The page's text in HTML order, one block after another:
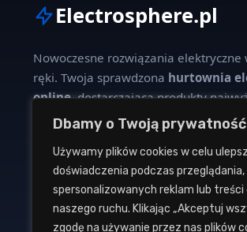
Dbamy o Twoją prywatność
Używamy plików cookies w celu
doświadczenia podczas
spersonalizowanych reklam lub treści
naszego ruchu. Klikając „Akceptuj
zgodę na używanie przez nas plików
Electrosphere.pl
Nowoczesne rozwiązania elektryczne
ręki. Twoja sprawdzona hurtownia
online, dostarczająca produkty
dla profesjonalistów i klientów
W naszej ofercie znajdziesz szeroki
oświetlenia, aparatury modułowej
instalacyjnego od renomowanych